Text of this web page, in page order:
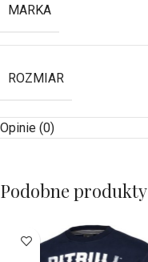
MARKA
ROZMIAR
Opinie (0)
Podobne produkty